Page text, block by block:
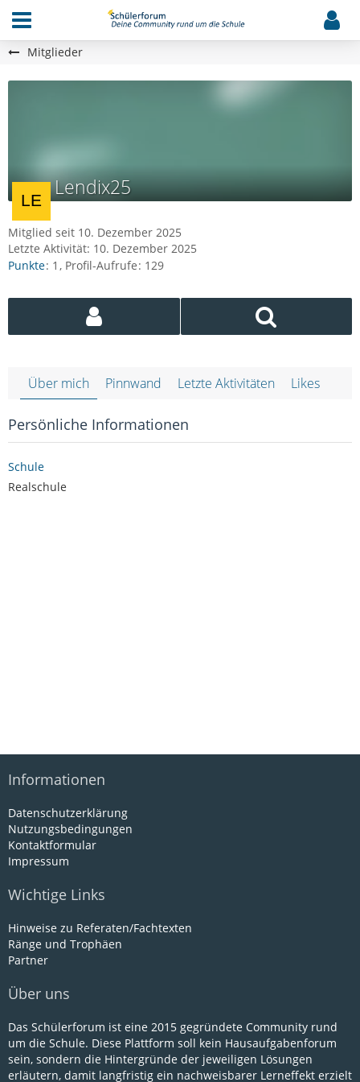
Mitglieder
Lendix25
Mitglied seit 10. Dezember 2025
Letzte Aktivität: 10. Dezember 2025
Punkte 1 Profil-Aufrufe 129
Über mich Pinnwand Letzte Aktivitäten Likes
Persönliche Informationen
Schule
Realschule
Informationen
Datenschutzerklärung
Nutzungsbedingungen
Kontaktformular
Impressum
Wichtige Links
Hinweise zu Referaten/Fachtexten
Ränge und Trophäen
Partner
Über uns
Das Schülerforum ist eine 2015 gegründete Community rund
um die Schule. Diese Plattform soll kein Hausaufgabenforum
sein, sondern die Hintergründe der jeweiligen Lösungen
erläutern, damit langfristig ein nachweisbarer Lerneffekt erzielt